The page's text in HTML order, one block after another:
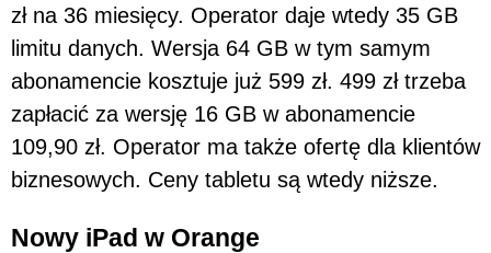
zł na 36 miesięcy. Operator daje wtedy 35 GB
limitu danych. Wersja 64 GB w tym samym
abonamencie kosztuje już 599 zł. 499 zł trzeba
zapłacić za wersję 16 GB w abonamencie
109,90 zł. Operator ma także ofertę dla klientów
biznesowych. Ceny tabletu są wtedy niższe.
Nowy iPad w Orange